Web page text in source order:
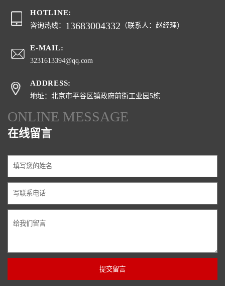
HOTLINE:
咨询热线： 13683004332 （联系人：赵经理）
E-MAIL:
3231613394@qq.com
ADDRESS:
地址：北京市平谷区镇政府前街工业园5栋
ONLINE MESSAGE
在线留言
提交留言